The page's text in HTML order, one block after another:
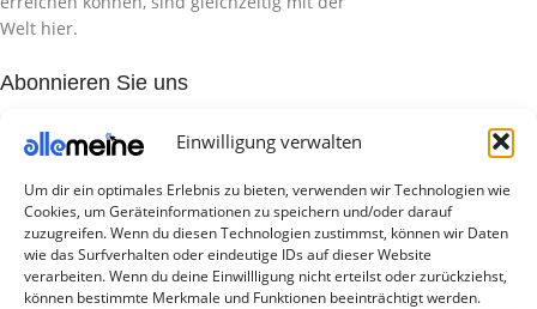
Einwilligung verwalten
Um dir ein optimales Erlebnis zu bieten, verwenden wir Technologien wie
Cookies, um Geräteinformationen zu speichern und/oder darauf
zuzugreifen. Wenn du diesen Technologien zustimmst, können wir Daten
wie das Surfverhalten oder eindeutige IDs auf dieser Website
verarbeiten. Wenn du deine Einwillligung nicht erteilst oder zurückziehst,
können bestimmte Merkmale und Funktionen beeinträchtigt werden.
Welt hier.
Abonnieren Sie uns
TV Zubehör
Smartwatch Zubehör
Handy Zubehör